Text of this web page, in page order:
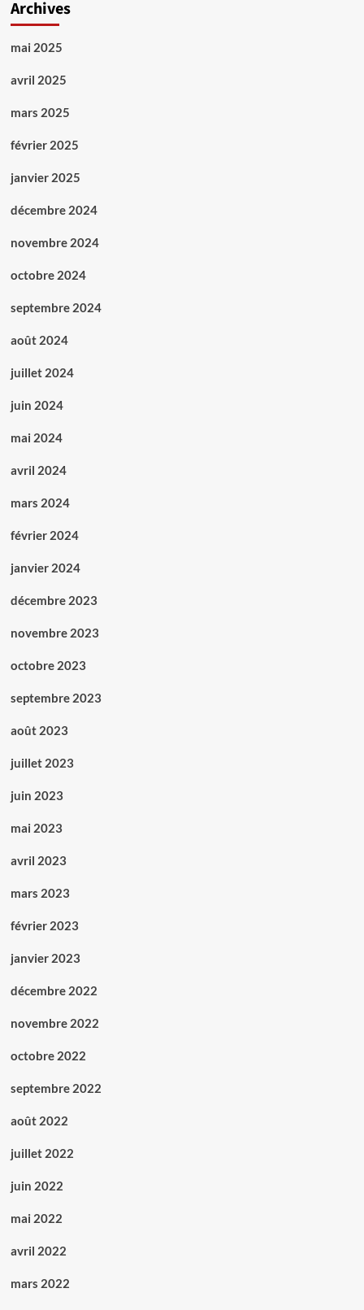
Archives
mai 2025
avril 2025
mars 2025
février 2025
janvier 2025
décembre 2024
novembre 2024
octobre 2024
septembre 2024
août 2024
juillet 2024
juin 2024
mai 2024
avril 2024
mars 2024
février 2024
janvier 2024
décembre 2023
novembre 2023
octobre 2023
septembre 2023
août 2023
juillet 2023
juin 2023
mai 2023
avril 2023
mars 2023
février 2023
janvier 2023
décembre 2022
novembre 2022
octobre 2022
septembre 2022
août 2022
juillet 2022
juin 2022
mai 2022
avril 2022
mars 2022